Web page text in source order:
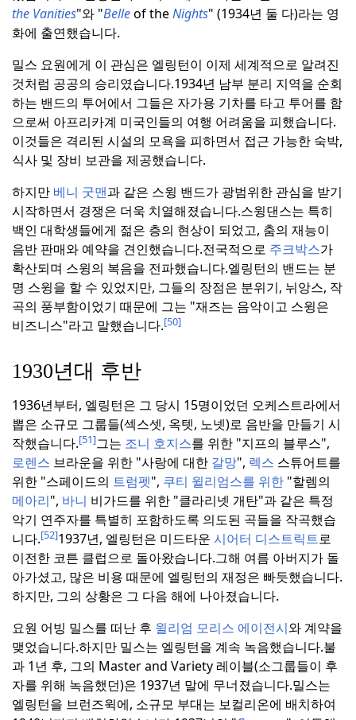
the Vanities"와 "Belleof theNights" (1934년 둘 다)라는 영
화에 출연했습니다.
밀스 요원에게 이 관심은 엘링턴이 이제 세계적으로 알려진
것처럼 공공의 승리였습니다.1934년 남부 분리 지역을 순회
하는 밴드의 투어에서 그들은 자가용 기차를 타고 투어를 함
으로써 아프리카계 미국인들의 여행 어려움을 피했습니다.
이것들은 격리된 시설의 모욕을 피하면서 접근 가능한 숙박,
식사 및 장비 보관을 제공했습니다.
하지만 베니 굿맨과 같은 스윙 밴드가 광범위한 관심을 받기
시작하면서 경쟁은 더욱 치열해졌습니다.스윙댄스는 특히
백인 대학생들에게 젊은 층의 현상이 되었고, 춤의 재능이
음반 판매와 예약을 견인했습니다.전국적으로 주크박스가
확산되며 스윙의 복음을 전파했습니다.엘링턴의 밴드는 분
명 스윙을 할 수 있었지만, 그들의 장점은 분위기, 뉘앙스, 작
곡의 풍부함이었기 때문에 그는 "재즈는 음악이고 스윙은
비즈니스"라고 말했습니다.[50]
1930년대 후반
1936년부터, 엘링턴은 그 당시 15명이었던 오케스트라에서
뽑은 소규모 그룹들(섹스셋, 옥텟, 노넷)로 음반을 만들기 시
작했습니다.[51]그는 조니 호지스를 위한 "지프의 블루스",
로렌스 브라운을 위한 "사랑에 대한 갈망", 렉스 스튜어트를
위한 "스페이드의 트럼펫", 쿠티 윌리엄스를 위한 "할렘의
메아리", 바니 비가드를 위한 "클라리넷 개탄"과 같은 특정
악기 연주자를 특별히 포함하도록 의도된 곡들을 작곡했습
니다.[52]1937년, 엘링턴은 미드타운 시어터 디스트릭트로
이전한 코튼 클럽으로 돌아왔습니다.그해 여름 아버지가 돌
아가셨고, 많은 비용 때문에 엘링턴의 재정은 빠듯했습니다.
하지만, 그의 상황은 그 다음 해에 나아졌습니다.
요원 어빙 밀스를 떠난 후 윌리엄 모리스 에이전시와 계약을
맺었습니다.하지만 밀스는 엘링턴을 계속 녹음했습니다.불
과 1년 후, 그의 Master and Variety 레이블(소그룹들이 후
자를 위해 녹음했던)은 1937년 말에 무너졌습니다.밀스는
엘링턴을 브런즈윅에, 소규모 부대는 보컬리온에 배치하여